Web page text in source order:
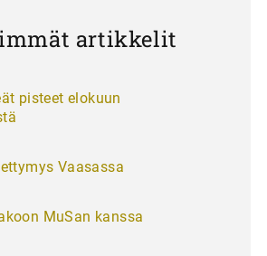
artikkelit
pisteet elokuun
Vaasassa
MuSan kanssa